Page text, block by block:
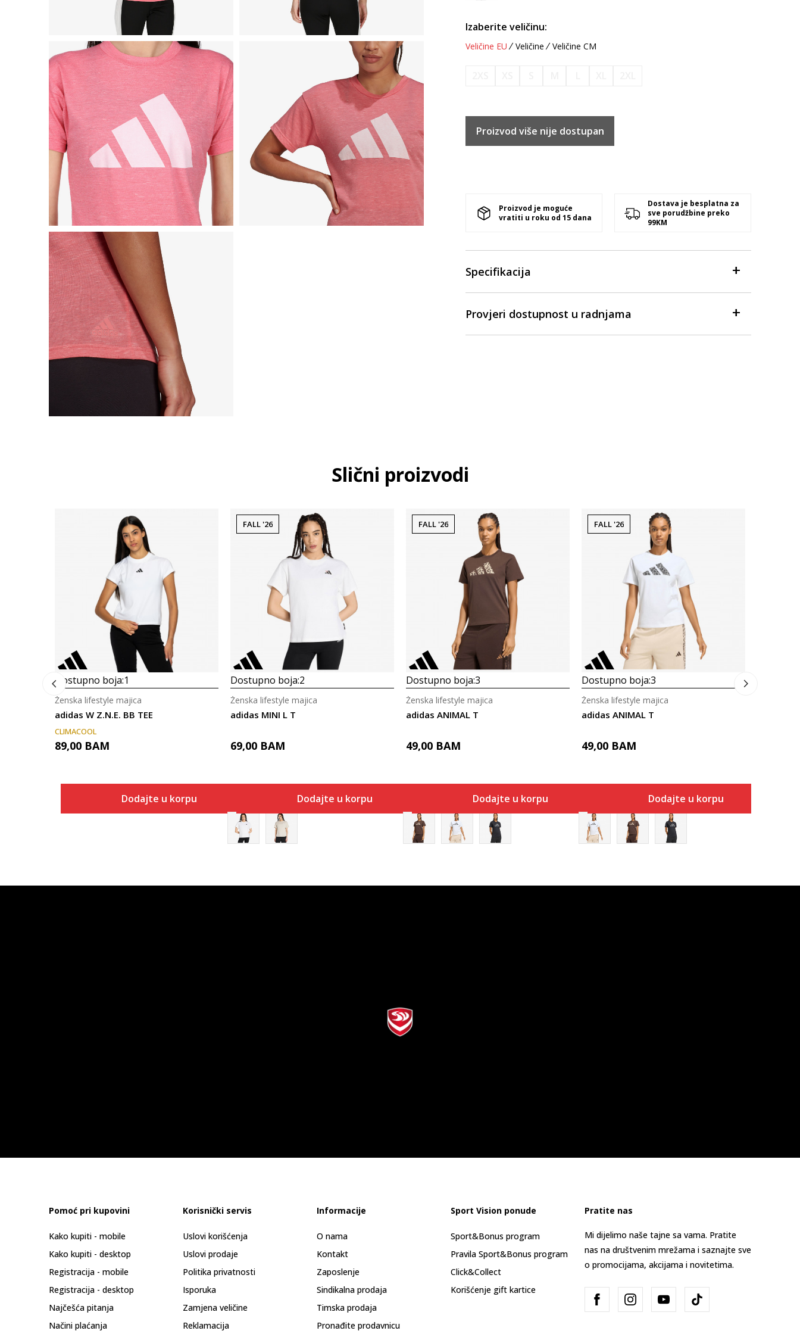
Izaberite veličinu:
Veličine EU Veličine Veličine CM
Proizvod više nije dostupan
Proizvod je moguće
vratiti u roku od 15 dana
Dostava je besplatna za
sve porudžbine preko
99KM
Specifikacija
Provjeri dostupnost u radnjama
Slični proizvodi
Dostupno boja:1
adidas W Z.N.E. BB TEE
Ženska lifestyle majica
CLIMACOOL
89,00 BAM
Dodajte u korpu
FALL '26
Dostupno boja:2
adidas MINI L T
Ženska lifestyle majica
69,00 BAM
Dodajte u korpu
FALL '26
Dostupno boja:3
adidas ANIMAL T
Ženska lifestyle majica
49,00 BAM
Dodajte u korpu
FALL '26
Dostupno boja:3
adidas ANIMAL T
Ženska lifestyle majica
49,00 BAM
Dodajte u korpu
Pomoć pri kupovini
Kako kupiti - mobile
Kako kupiti - desktop
Registracija - mobile
Registracija - desktop
Najčešća pitanja
Načini plaćanja
Korisnički servis
Uslovi korišćenja
Uslovi prodaje
Politika privatnosti
Isporuka
Zamjena veličine
Reklamacija
Informacije
O nama
Kontakt
Zaposlenje
Sindikalna prodaja
Timska prodaja
Pronađite prodavnicu
Sport Vision ponude
Sport&Bonus program
Pravila Sport&Bonus program
Click&Collect
Korišćenje gift kartice
Pratite nas
Mi dijelimo naše tajne sa vama. Pratite
nas na društvenim mrežama i saznajte sve
o promocijama, akcijama i novitetima.